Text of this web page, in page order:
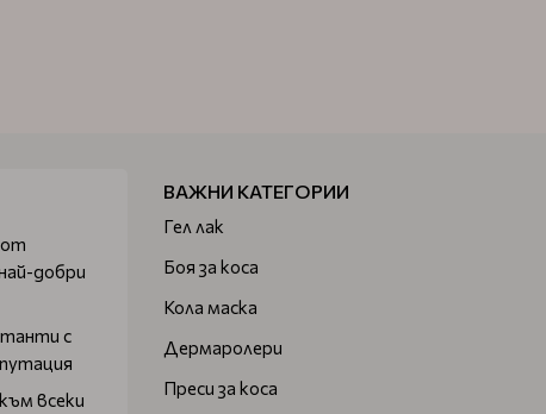
от
добри
с
всеки
ВАЖНИ КАТЕГОРИИ
Гел лак
Боя за коса
Кола маска
Дермаролери
Преси за коса